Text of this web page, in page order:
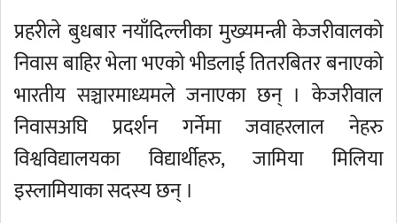
प्रहरीले बुधबार नयाँदिल्लीका मुख्यमन्त्री केजरीवालको
निवास बाहिर भेला भएको भीडलाई तितरबितर बनाएको
भारतीय सञ्चारमाध्यमले जनाएका छन् । केजरीवाल
निवासअघि प्रदर्शन गर्नेमा जवाहरलाल नेहरु
विश्वविद्यालयका विद्यार्थीहरु, जामिया मिलिया
इस्लामियाका सदस्य छन् ।